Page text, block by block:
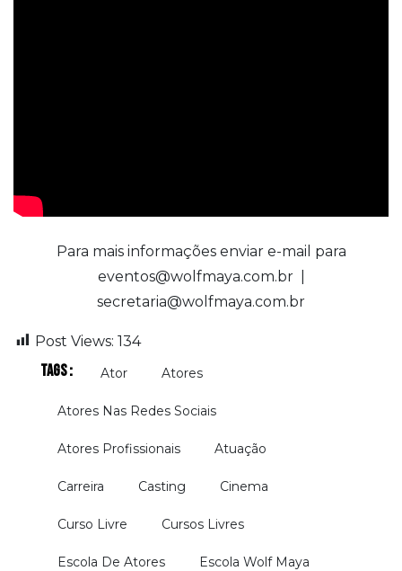
Para mais informações enviar e-mail para
eventos@wolfmaya.com.br
secretaria@wolfmaya.com.br
Post Views: 134
Tags : Ator Atores
Atores Nas Redes Sociais
Atores Profissionais Atuação
Carreira Casting Cinema
Curso Livre Cursos Livres
Escola De Atores Escola Wolf Maya